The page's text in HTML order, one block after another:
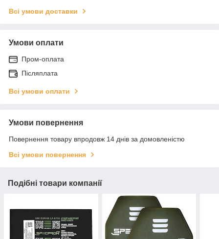
Всі умови доставки
Умови оплати
Пром-оплата
Післяплата
Всі умови оплати
Умови повернення
Повернення товару впродовж 14 днів за домовленістю
Всі умови повернення
Подібні товари компанії